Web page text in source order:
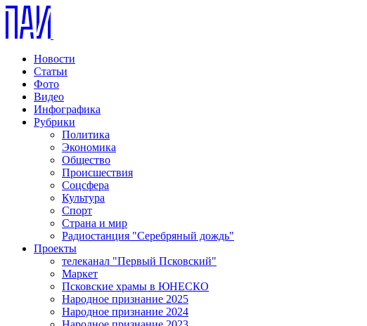
Новости
Статьи
Фото
Видео
Инфографика
Рубрики
Политика
Экономика
Общество
Происшествия
Соцсфера
Культура
Спорт
Страна и мир
Радиостанция "Серебряный дождь"
Проекты
телеканал "Первый Псковский"
Маркет
Псковские храмы в ЮНЕСКО
Народное признание 2025
Народное признание 2024